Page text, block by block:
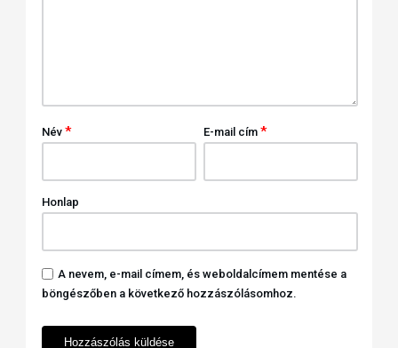
Név * E-mail cím*
Honlap
A nevem, e-mail címem, és weboldalcímem mentése a
böngészőben a következő hozzászólásomhoz.